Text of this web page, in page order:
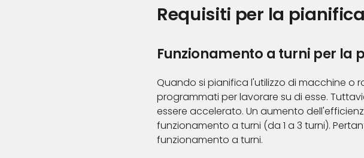
Requisiti per la
Funzionamento a turni per la
Quando si pianifica l'utilizzo di macchine o
programmati per lavorare su di esse.
essere accelerato. Un aumento
funzionamento a turni (da 1 a 3 turni).
funzionamento a turni.